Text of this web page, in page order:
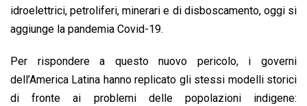
idroelettrici, petroliferi, minerari e di disboscamento, oggi si
aggiunge la pandemia Covid-19.
Per rispondere a questo nuovo pericolo, i governi
dell’America Latina hanno replicato gli stessi modelli storici
di fronte ai problemi delle popolazioni indigene: